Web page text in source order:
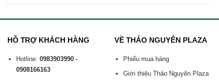
HỖ TRỢ KHÁCH HÀNG
Hotline: 0983903990 -
0908166163
VỀ THẢO NGUYÊN PLAZA
Phiếu mua hàng
Giới thiệu Thảo Nguyên Plaza